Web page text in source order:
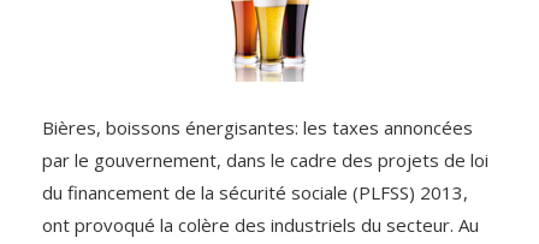
Bières, boissons énergisantes: les taxes annoncées
par le gouvernement, dans le cadre des projets de loi
du financement de la sécurité sociale (PLFSS) 2013,
ont provoqué la colère des industriels du secteur. Au